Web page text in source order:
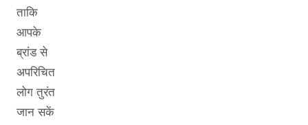
ताकि
आपके
ब्रांड से
अपरिचित
लोग तुरंत
जान सकें